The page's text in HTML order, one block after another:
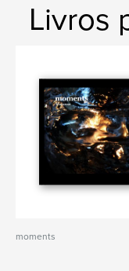
Livros
moments